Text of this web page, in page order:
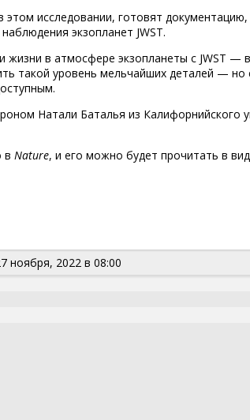
исследовании, готовят
экзопланет JWST.
в атмосфере экзопланеты с JWST —
такой уровень мельчайших деталей — но
Натали Баталья из Калифорнийского
в Nature, и его можно будет прочитать в
ноября, 2022 в 08:00